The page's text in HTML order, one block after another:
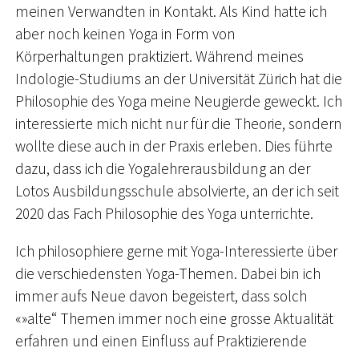
meinen Verwandten in Kontakt. Als Kind hatte ich
aber noch keinen Yoga in Form von
Körperhaltungen praktiziert. Während meines
Indologie-Studiums an der Universität Zürich hat die
Philosophie des Yoga meine Neugierde geweckt. Ich
interessierte mich nicht nur für die Theorie, sondern
wollte diese auch in der Praxis erleben. Dies führte
dazu, dass ich die Yogalehrerausbildung an der
Lotos Ausbildungsschule absolvierte, an der ich seit
2020 das Fach Philosophie des Yoga unterrichte.
Ich philosophiere gerne mit Yoga-Interessierte über
die verschiedensten Yoga-Themen. Dabei bin ich
immer aufs Neue davon begeistert, dass solch
«»alte“ Themen immer noch eine grosse Aktualität
erfahren und einen Einfluss auf Praktizierende